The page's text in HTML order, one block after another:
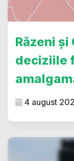
Răzeni
deciziile
4 august